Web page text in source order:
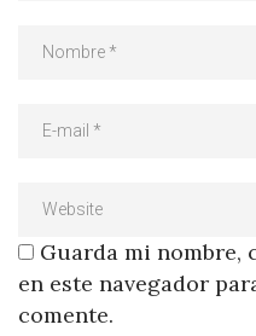
Guarda mi nombre,
en este navegador
comente.